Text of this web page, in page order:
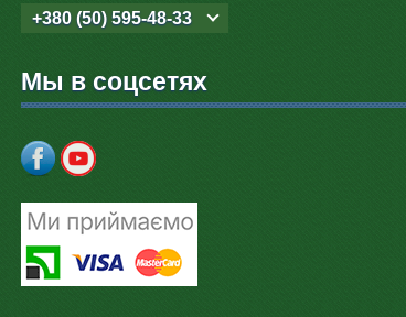
+380 (50) 595-48-33
Мы в соцсетях